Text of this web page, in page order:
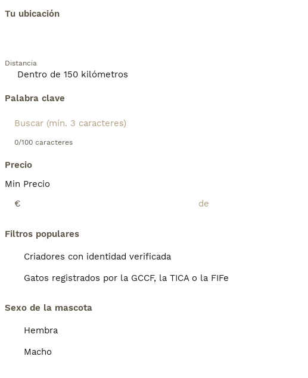
Tu ubicación
Distancia
Palabra clave
0/100 caracteres
Precio
Min Precio
€
Filtros populares
Criadores con identidad verificada
Gatos registrados por la GCCF, la TICA o la FIFe
Sexo de la mascota
Hembra
Macho